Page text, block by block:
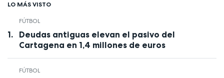
LO MÁS VISTO
FÚTBOL
Deudas antiguas elevan el pasivo del
Cartagena en 1,4 millones de euros
FÚTBOL